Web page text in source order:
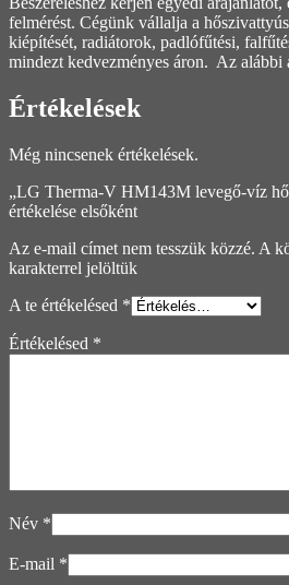
felmérést. Cégünk vállalja a
kiépítését, radiátorok, padlófűtési,
mindezt kedvezményes áron. Az alábbi
Értékelések
Még nincsenek értékelések.
„LG Therma-V HM143M levegő-víz
értékelése elsőként
Az e-mail címet nem tesszük közzé. A
karakterrel jelöltük
A te értékelésed *
Értékelésed *
Név *
E-mail *